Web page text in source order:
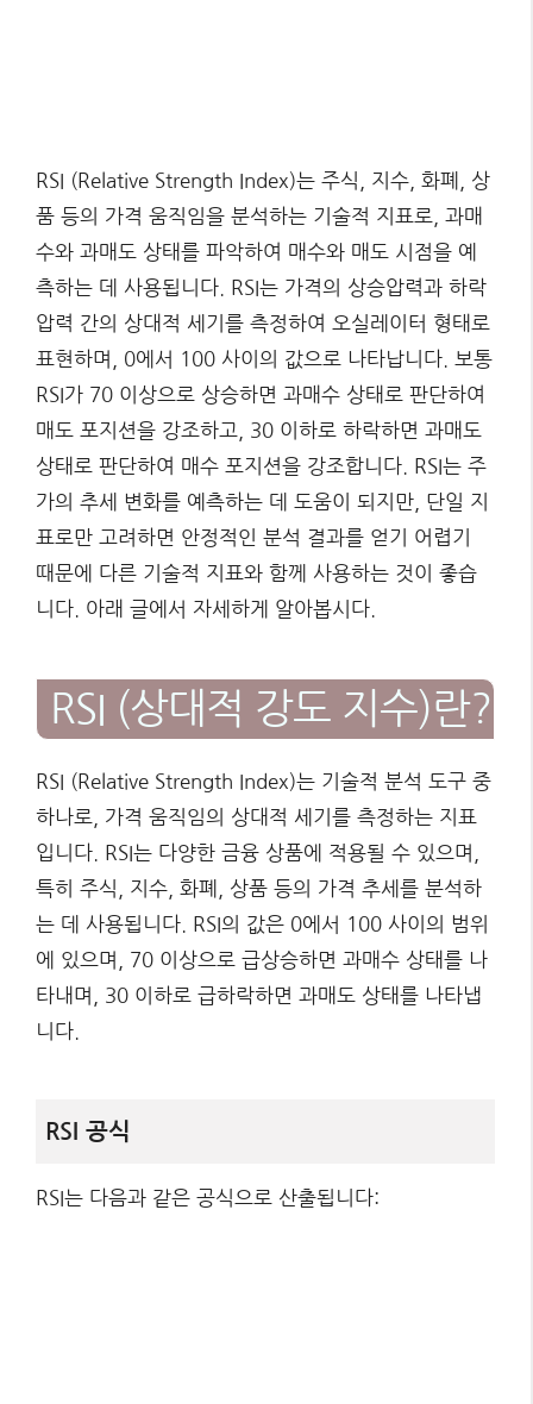
RSI (Relative Strength Index)는 주식, 지수, 화폐, 상
품 등의 가격 움직임을 분석하는 기술적 지표로, 과매
수와 과매도 상태를 파악하여 매수와 매도 시점을 예
측하는 데 사용됩니다. RSI는 가격의 상승압력과 하락
압력 간의 상대적 세기를 측정하여 오실레이터 형태로
표현하며, 0에서 100 사이의 값으로 나타납니다. 보통
RSI가 70 이상으로 상승하면 과매수 상태로 판단하여
매도 포지션을 강조하고, 30 이하로 하락하면 과매도
상태로 판단하여 매수 포지션을 강조합니다. RSI는 주
가의 추세 변화를 예측하는 데 도움이 되지만, 단일 지
표로만 고려하면 안정적인 분석 결과를 얻기 어렵기
때문에 다른 기술적 지표와 함께 사용하는 것이 좋습
니다. 아래 글에서 자세하게 알아봅시다.
RSI (상대적 강도 지수)란?
RSI (Relative Strength Index)는 기술적 분석 도구 중
하나로, 가격 움직임의 상대적 세기를 측정하는 지표
입니다. RSI는 다양한 금융 상품에 적용될 수 있으며,
특히 주식, 지수, 화폐, 상품 등의 가격 추세를 분석하
는 데 사용됩니다. RSI의 값은 0에서 100 사이의 범위
에 있으며, 70 이상으로 급상승하면 과매수 상태를 나
타내며, 30 이하로 급하락하면 과매도 상태를 나타냅
니다.
RSI 공식
RSI는 다음과 같은 공식으로 산출됩니다: